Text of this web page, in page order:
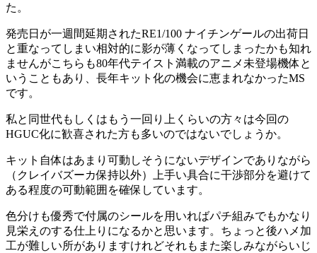
た。
発売日が一週間延期されたRE1/100 ナイチンゲールの出荷日
と重なってしまい相対的に影が薄くなってしまったかも知れ
ませんがこちらも80年代テイスト満載のアニメ未登場機体と
いうこともあり、長年キット化の機会に恵まれなかったMS
です。
私と同世代もしくはもう一回り上くらいの方々は今回の
HGUC化に歓喜された方も多いのではないでしょうか。
キット自体はあまり可動しそうにないデザインでありながら
（クレイバズーカ保持以外）上手い具合に干渉部分を避けて
ある程度の可動範囲を確保しています。
色分けも優秀で付属のシールを用いればパチ組みでもかなり
見栄えのする仕上りになるかと思います。ちょっと後ハメ加
工が難しい所がありますけれどそれもまた楽しみながらいじ